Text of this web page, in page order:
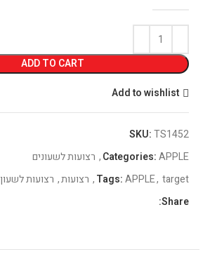
ADD TO CART
Add to wishlist
SKU:TS1452
Categories:APPLE
, רצועות לשעונים
Tags:APPLE, target
, רצועות, רצועות לשעון
Share: